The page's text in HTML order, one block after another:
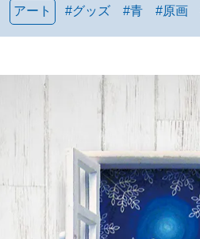
アート #グッズ #青 #原画